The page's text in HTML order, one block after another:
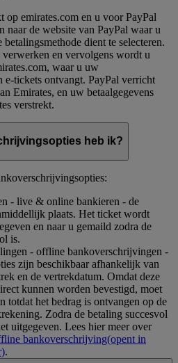
op emirates.com en u voor PayPal
naar de website van PayPal waar u
dient te selecteren.
en vervolgens wordt u
waar u uw
e-tickets ontvangt. PayPal verricht
Emirates, en uw betaalgegevens
verstrekt.
heb ik?
- live & online bankieren - de
plaats. Het ticket wordt
en naar u gemaild zodra de
is.
- offline bankoverschrijvingen -
zijn beschikbaar afhankelijk van
en de vertrekdatum. Omdat deze
kunnen worden bevestigd, moet
totdat het bedrag is ontvangen op de
Zodra de betaling succesvol
uitgegeven. Lees hier meer over
bankoverschrijving(opent in
.